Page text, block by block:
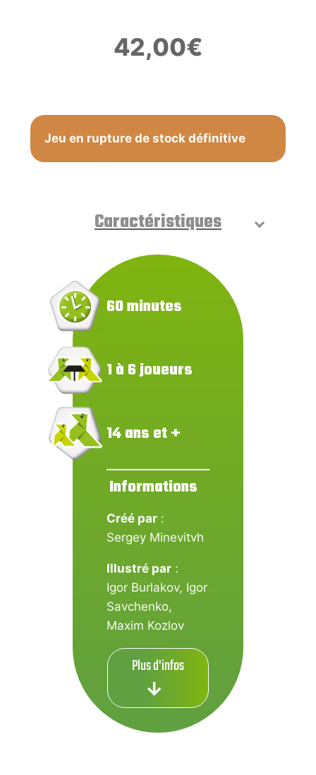
42,00€
Jeu en rupture de stock définitive
Caractéristiques
60 minutes
1 à 6 joueurs
14 ans et +
Informations
Créé par :
Sergey Minevitvh
Illustré par :
Igor Burlakov, Igor
Savchenko,
Maxim Kozlov
Plus d'infos